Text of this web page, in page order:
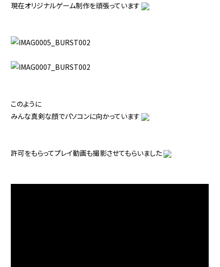
現在オリジナルゲーム制作を頑張っています
このように
みんな真剣な顔でパソコンに向かっています
許可をもらってプレイ動画も撮影させてもらいました